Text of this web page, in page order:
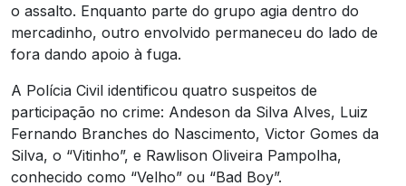
o assalto. Enquanto parte do grupo agia dentro do
mercadinho, outro envolvido permaneceu do lado de
fora dando apoio à fuga.
A Polícia Civil identificou quatro suspeitos de
participação no crime: Andeson da Silva Alves, Luiz
Fernando Branches do Nascimento, Victor Gomes da
Silva, o “Vitinho”, e Rawlison Oliveira Pampolha,
conhecido como “Velho” ou “Bad Boy”.